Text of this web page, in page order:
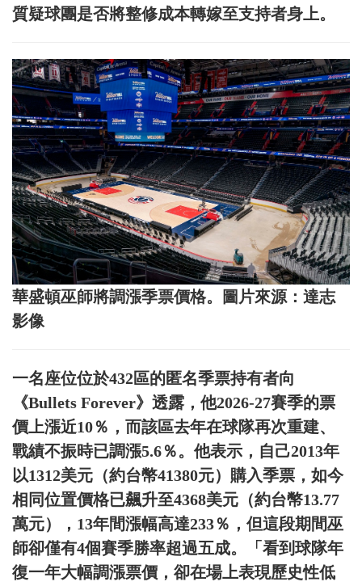
質疑球團是否將整修成本轉嫁至支持者身上。
華盛頓巫師將調漲季票價格。圖片來源：達志
影像
一名座位位於432區的匿名季票持有者向
《Bullets Forever》透露，他2026-27賽季的票
價上漲近10％，而該區去年在球隊再次重建、
戰績不振時已調漲5.6％。他表示，自己2013年
以1312美元（約台幣41380元）購入季票，如今
相同位置價格已飆升至4368美元（約台幣13.77
萬元），13年間漲幅高達233％，但這段期間巫
師卻僅有4個賽季勝率超過五成。「看到球隊年
復一年大幅調漲票價，卻在場上表現歷史性低